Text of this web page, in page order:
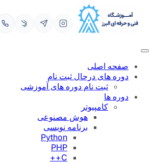
محتوا
صفحه اصلی
دوره های درحال ثبت نام
ثبت نام دوره های آموزشی
دوره ها
کامپیوتر
هوش مصنوعی
برنامه نویسی
Python
PHP
C++